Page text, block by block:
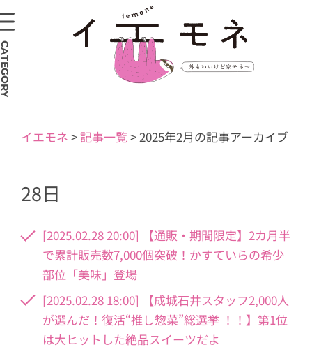
イエモネ >記事一覧>2025年2月の記事アーカイブ
28日
[2025.02.28 20:00] 【通販・期間限定】2カ月半
で累計販売数7,000個突破！かすていらの希少
部位「美味」登場
[2025.02.28 18:00] 【成城石井スタッフ2,000人
が選んだ！復活“推し惣菜”総選挙 ！！】第1位
は大ヒットした絶品スイーツだよ